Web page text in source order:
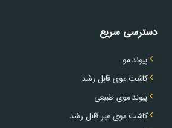
دسترسی سریع
پیوند مو
کاشت موی قابل رشد
پیوند موی طبیعی
کاشت موی غیر قابل رشد